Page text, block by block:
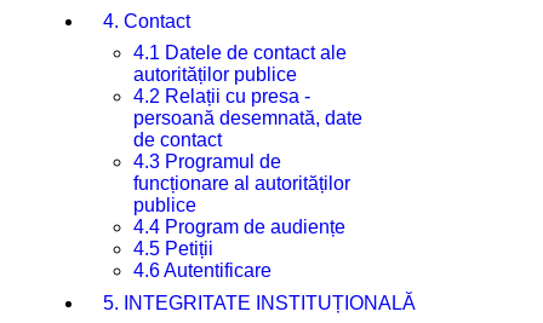
4. Contact
4.1 Datele de contact ale
autorităților publice
4.2 Relații cu presa -
persoană desemnată, date
de contact
4.3 Programul de
funcționare al autorităților
publice
4.4 Program de audiențe
4.5 Petiții
4.6 Autentificare
5. INTEGRITATE INSTITUȚIONALĂ